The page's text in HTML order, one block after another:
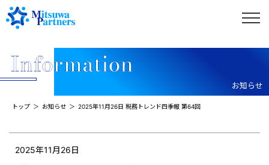
お知らせ
トップ お知らせ 2025年11月26日 税務トレンド四季報 第64回
2025年11月26日